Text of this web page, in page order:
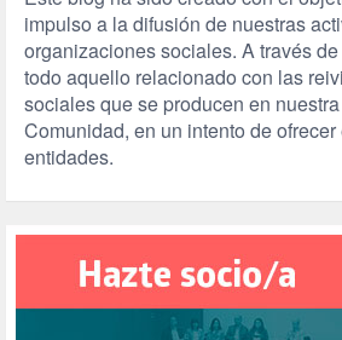
impulso a la difusión de nuestras
organizaciones sociales. A través
todo aquello relacionado con las
sociales que se producen en
Comunidad, en un intento de
entidades.